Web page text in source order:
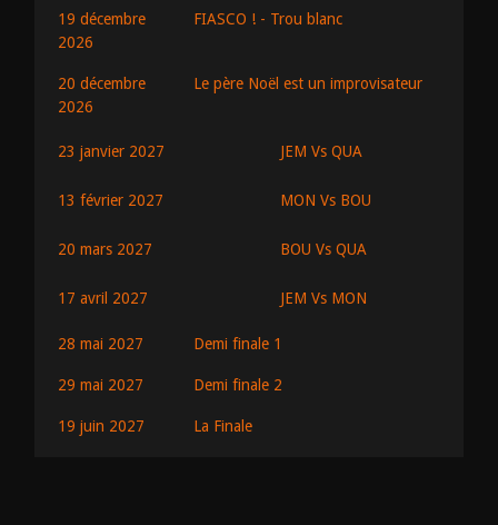
19 décembre
2026
FIASCO ! - Trou blanc
20 décembre
2026
Le père Noël est un improvisateur
23 janvier 2027 JEM Vs QUA
13 février 2027 MON Vs BOU
20 mars 2027 BOU Vs QUA
17 avril 2027 JEM Vs MON
28 mai 2027 Demi finale 1
29 mai 2027 Demi finale 2
19 juin 2027 La Finale